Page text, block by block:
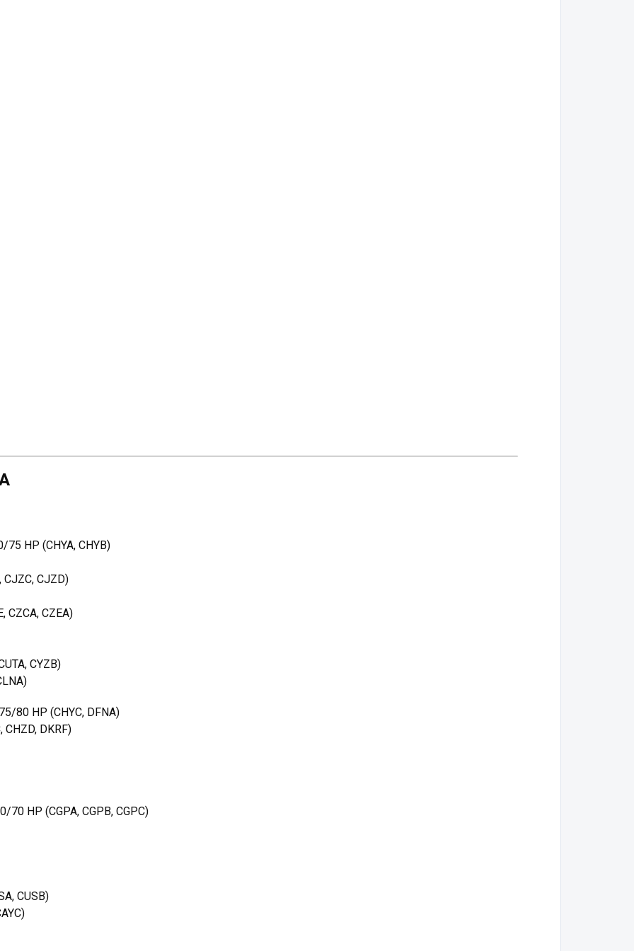
75 HP (CHYA, CHYB)
CJZD)
CZCA, CZEA)
CYZB)
80 HP (CHYC, DFNA)
DKRF)
70 HP (CGPA, CGPB, CGPC)
CUSB)